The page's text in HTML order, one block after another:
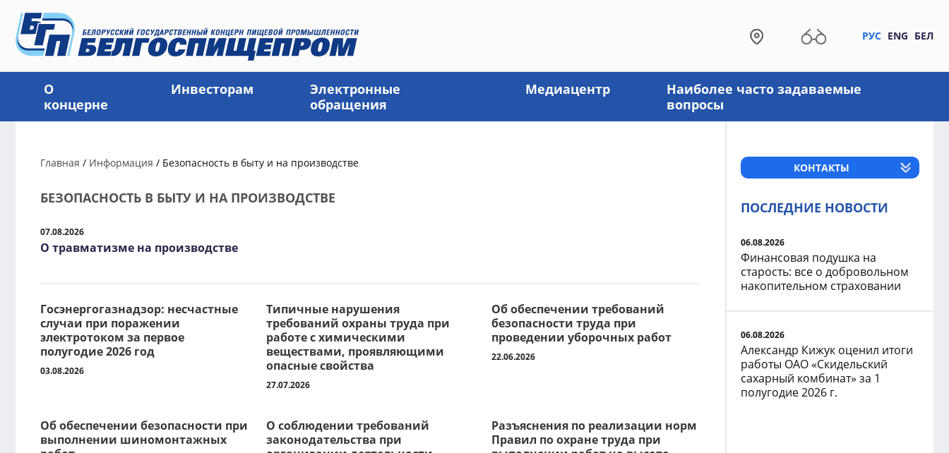
РУС ENG БЕЛ
О
концерне
Инвесторам
Электронные
обращения
Медиацентр
Наиболее часто задаваемые
вопросы
Главная / Информация / Безопасность в быту и на производстве
БЕЗОПАСНОСТЬ В БЫТУ И НА ПРОИЗВОДСТВЕ
07.08.2026
О травматизме на производстве
Госэнергогазнадзор: несчастные
случаи при поражении
электротоком за первое
полугодие 2026 год
03.08.2026
Типичные нарушения
требований охраны труда при
работе с химическими
веществами, проявляющими
опасные свойства
27.07.2026
Об обеспечении требований
безопасности труда при
проведении уборочных работ
22.06.2026
Об обеспечении безопасности при
выполнении шиномонтажных
О соблюдении требований
законодательства при
Разъяснения по реализации норм
Правил по охране труда при
КОНТАКТЫ
ПОСЛЕДНИЕ НОВОСТИ
06.08.2026
Финансовая подушка на
старость: все о добровольном
накопительном страховании
06.08.2026
Александр Кижук оценил итоги
работы ОАО «Скидельский
сахарный комбинат» за 1
полугодие 2026 г.